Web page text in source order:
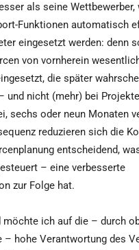
als seine Wettbewerber,
Funktionen automatisch
eingesetzt werden: denn
von vornherein
die später
und nicht (mehr) bei
sechs oder neun Monaten
reduzieren sich die
entscheidend,
– eine verbesserte
zur Folge hat.
ich auf die – durch
– hohe Verantwortung des